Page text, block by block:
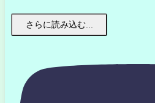
さらに読み込む...